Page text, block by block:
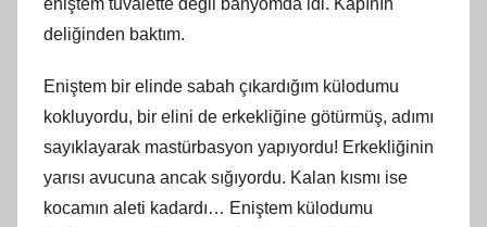
deliğinden baktım.
Eniştem bir elinde sabah çıkardığım külodumu
kokluyordu, bir elini de erkekliğine götürmüş, adımı
sayıklayarak mastürbasyon yapıyordu! Erkekliğinin
yarısı avucuna ancak sığıyordu. Kalan kısmı ise
kocamın aleti kadardı… Eniştem külodumu